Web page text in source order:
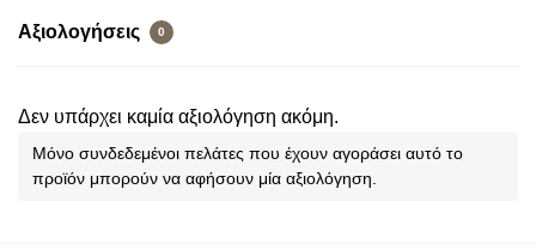
Αξιολογήσεις 0
Δεν υπάρχει καμία αξιολόγηση ακόμη.
Μόνο συνδεδεμένοι πελάτες που έχουν αγοράσει αυτό το
προϊόν μπορούν να αφήσουν μία αξιολόγηση.